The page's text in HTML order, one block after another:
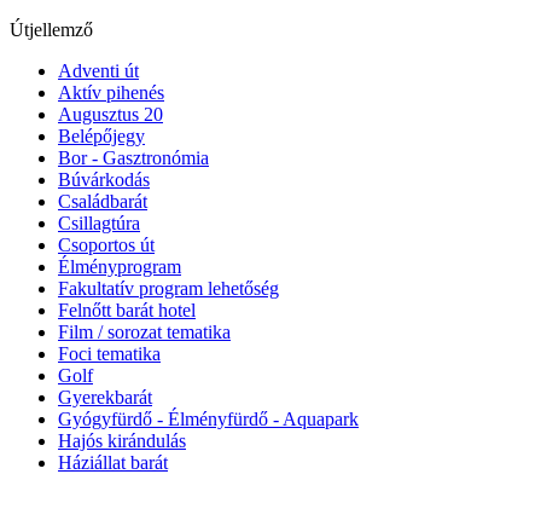
Útjellemző
Adventi út
Aktív pihenés
Augusztus 20
Belépőjegy
Bor - Gasztronómia
Búvárkodás
Családbarát
Csillagtúra
Csoportos út
Élményprogram
Fakultatív program lehetőség
Felnőtt barát hotel
Film / sorozat tematika
Foci tematika
Golf
Gyerekbarát
Gyógyfürdő - Élményfürdő - Aquapark
Hajós kirándulás
Háziállat barát